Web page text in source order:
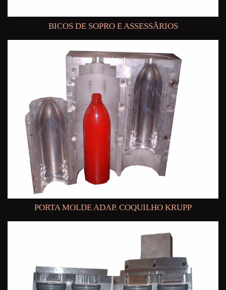
BICOS DE SOPRO E ASSESSÃRIOS
PORTA MOLDE ADAP. COQUILHO KRUPP